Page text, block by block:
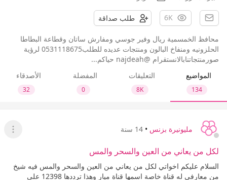
6K طلب صداقة
محافظ الخمسمية ريال وفير جوسي ومفارش ساتان وقطاعة البطاطا
الحلزونيه ومنفاخ البالون ومنتجات عديده للطلب0531118675 لرؤية
صورمنتجاتنابالانستقرام @najdeah حياكم...
المواضيع
134
التعليقات
8K
المفضلة
0
الأصدقاء
32
مليونيرة بزنس • 14 سنة
عرض
لكل من يعاني من العين والسحر والمس
السلام عليكم اخواتي لكل من يعاني من العين والسحر والمس فيه شيخ
من معارفي له قناة خاصة اسمها قناة ميار وهذا ترددها 12398 على